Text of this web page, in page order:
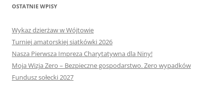
OSTATNIE WPISY
Wykaz dzierżaw w Wójtowie
Turniej amatorskiej siatkówki 2026
Nasza Pierwsza Impreza Charytatywna dla Niny!
Moja Wizja Zero – Bezpieczne gospodarstwo. Zero wypadków
Fundusz sołecki 2027